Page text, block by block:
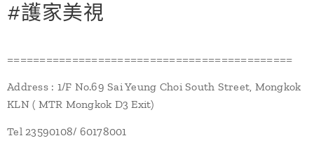
#護家美視
============================================
Address : 1/F No.69 Sai Yeung Choi South Street, Mongkok
KLN ( MTR Mongkok D3 Exit)
Tel 23590108/ 60178001